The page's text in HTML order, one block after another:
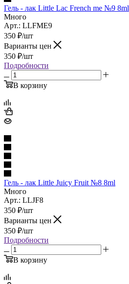
Гель - лак Little Lac French me №9 8ml
Много
Арт.: LLFME9
350 ₽/шт
Варианты цен
350 ₽/шт
Подробности
В корзину
Гель - лак Little Juicy Fruit №8 8ml
Много
Арт.: LLJF8
350 ₽/шт
Варианты цен
350 ₽/шт
Подробности
В корзину